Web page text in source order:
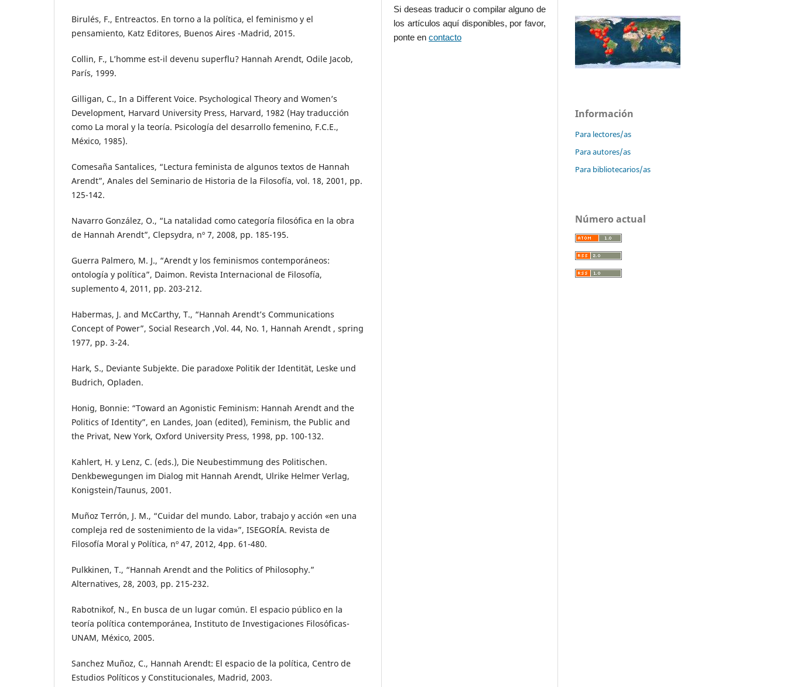
Birulés, F., Entreactos. En torno a la política, el feminismo y el
pensamiento, Katz Editores, Buenos Aires -Madrid, 2015.
Collin, F., L’homme est-il devenu superflu? Hannah Arendt, Odile Jacob,
París, 1999.
Gilligan, C., In a Different Voice. Psychological Theory and Women’s
Development, Harvard University Press, Harvard, 1982 (Hay traducción
como La moral y la teoría. Psicología del desarrollo femenino, F.C.E.,
México, 1985).
Comesaña Santalices, “Lectura feminista de algunos textos de Hannah
Arendt”, Anales del Seminario de Historia de la Filosofía, vol. 18, 2001, pp.
125-142.
Navarro González, O., “La natalidad como categoría filosófica en la obra
de Hannah Arendt”, Clepsydra, nº 7, 2008, pp. 185-195.
Guerra Palmero, M. J., “Arendt y los feminismos contemporáneos:
ontología y política”, Daimon. Revista Internacional de Filosofía,
suplemento 4, 2011, pp. 203-212.
Habermas, J. and McCarthy, T., “Hannah Arendt’s Communications
Concept of Power”, Social Research ,Vol. 44, No. 1, Hannah Arendt , spring
1977, pp. 3-24.
Hark, S., Deviante Subjekte. Die paradoxe Politik der Identität, Leske und
Budrich, Opladen.
Honig, Bonnie: “Toward an Agonistic Feminism: Hannah Arendt and the
Politics of Identity”, en Landes, Joan (edited), Feminism, the Public and
the Privat, New York, Oxford University Press, 1998, pp. 100-132.
Kahlert, H. y Lenz, C. (eds.), Die Neubestimmung des Politischen.
Denkbewegungen im Dialog mit Hannah Arendt, Ulrike Helmer Verlag,
Konigstein/Taunus, 2001.
Muñoz Terrón, J. M., “Cuidar del mundo. Labor, trabajo y acción «en una
compleja red de sostenimiento de la vida»”, ISEGORÍA. Revista de
Filosofía Moral y Política, nº 47, 2012, 4pp. 61-480.
Pulkkinen, T., “Hannah Arendt and the Politics of Philosophy.”
Alternatives, 28, 2003, pp. 215-232.
Rabotnikof, N., En busca de un lugar común. El espacio público en la
teoría política contemporánea, Instituto de Investigaciones Filosóficas-
UNAM, México, 2005.
Sanchez Muñoz, C., Hannah Arendt: El espacio de la política, Centro de
Estudios Políticos y Constitucionales, Madrid, 2003.
Si deseas traducir o compilar alguno de
los artículos aquí disponibles, por favor,
ponte encontacto
Información
Para lectores/as
Para autores/as
Para bibliotecarios/as
Número actual